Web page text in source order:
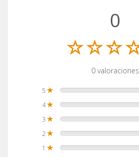
0
0 valoraciones
5
4
3
2
1